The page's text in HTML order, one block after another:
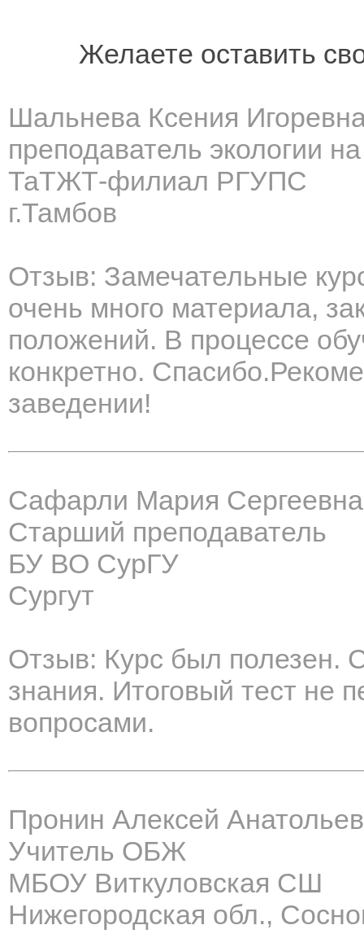
Желаете оставить
Шальнева Ксения
преподаватель экологии
ТаТЖТ-филиал РГУПС
г.Тамбов
Отзыв: Замечательные
очень много материала,
положений. В процессе
конкретно.
заведении!
Сафарли Мария Сергеевна
Старший преподаватель
БУ ВО СурГУ
Сургут
Отзыв: Курс был полезен.
знания. Итоговый тест не
вопросами.
Пронин Алексей
Учитель ОБЖ
МБОУ Виткуловская СШ
Нижегородская обл.,